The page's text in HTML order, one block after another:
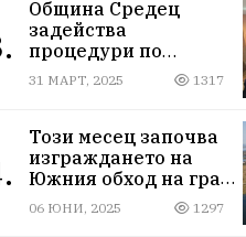
Община Средец
задейства
процедури по
използването на
земеделска земя
31 МАРТ, 2025 1317
Този месец започва
изграждането на
Южния обход на град
Бургас
06 ЮНИ, 2025 1297